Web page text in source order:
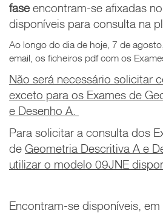
fase encontram-se afixadas
disponíveis para consulta na
Ao longo do dia de hoje, 7 de
email, os ficheiros pdf com os
Não será necessário solicitar
exceto para os Exames de
e Desenho A.
Para solicitar a consulta dos
de Geometria Descritiva A e
utilizar o modelo 09JNE
Encontram-se disponíveis, em